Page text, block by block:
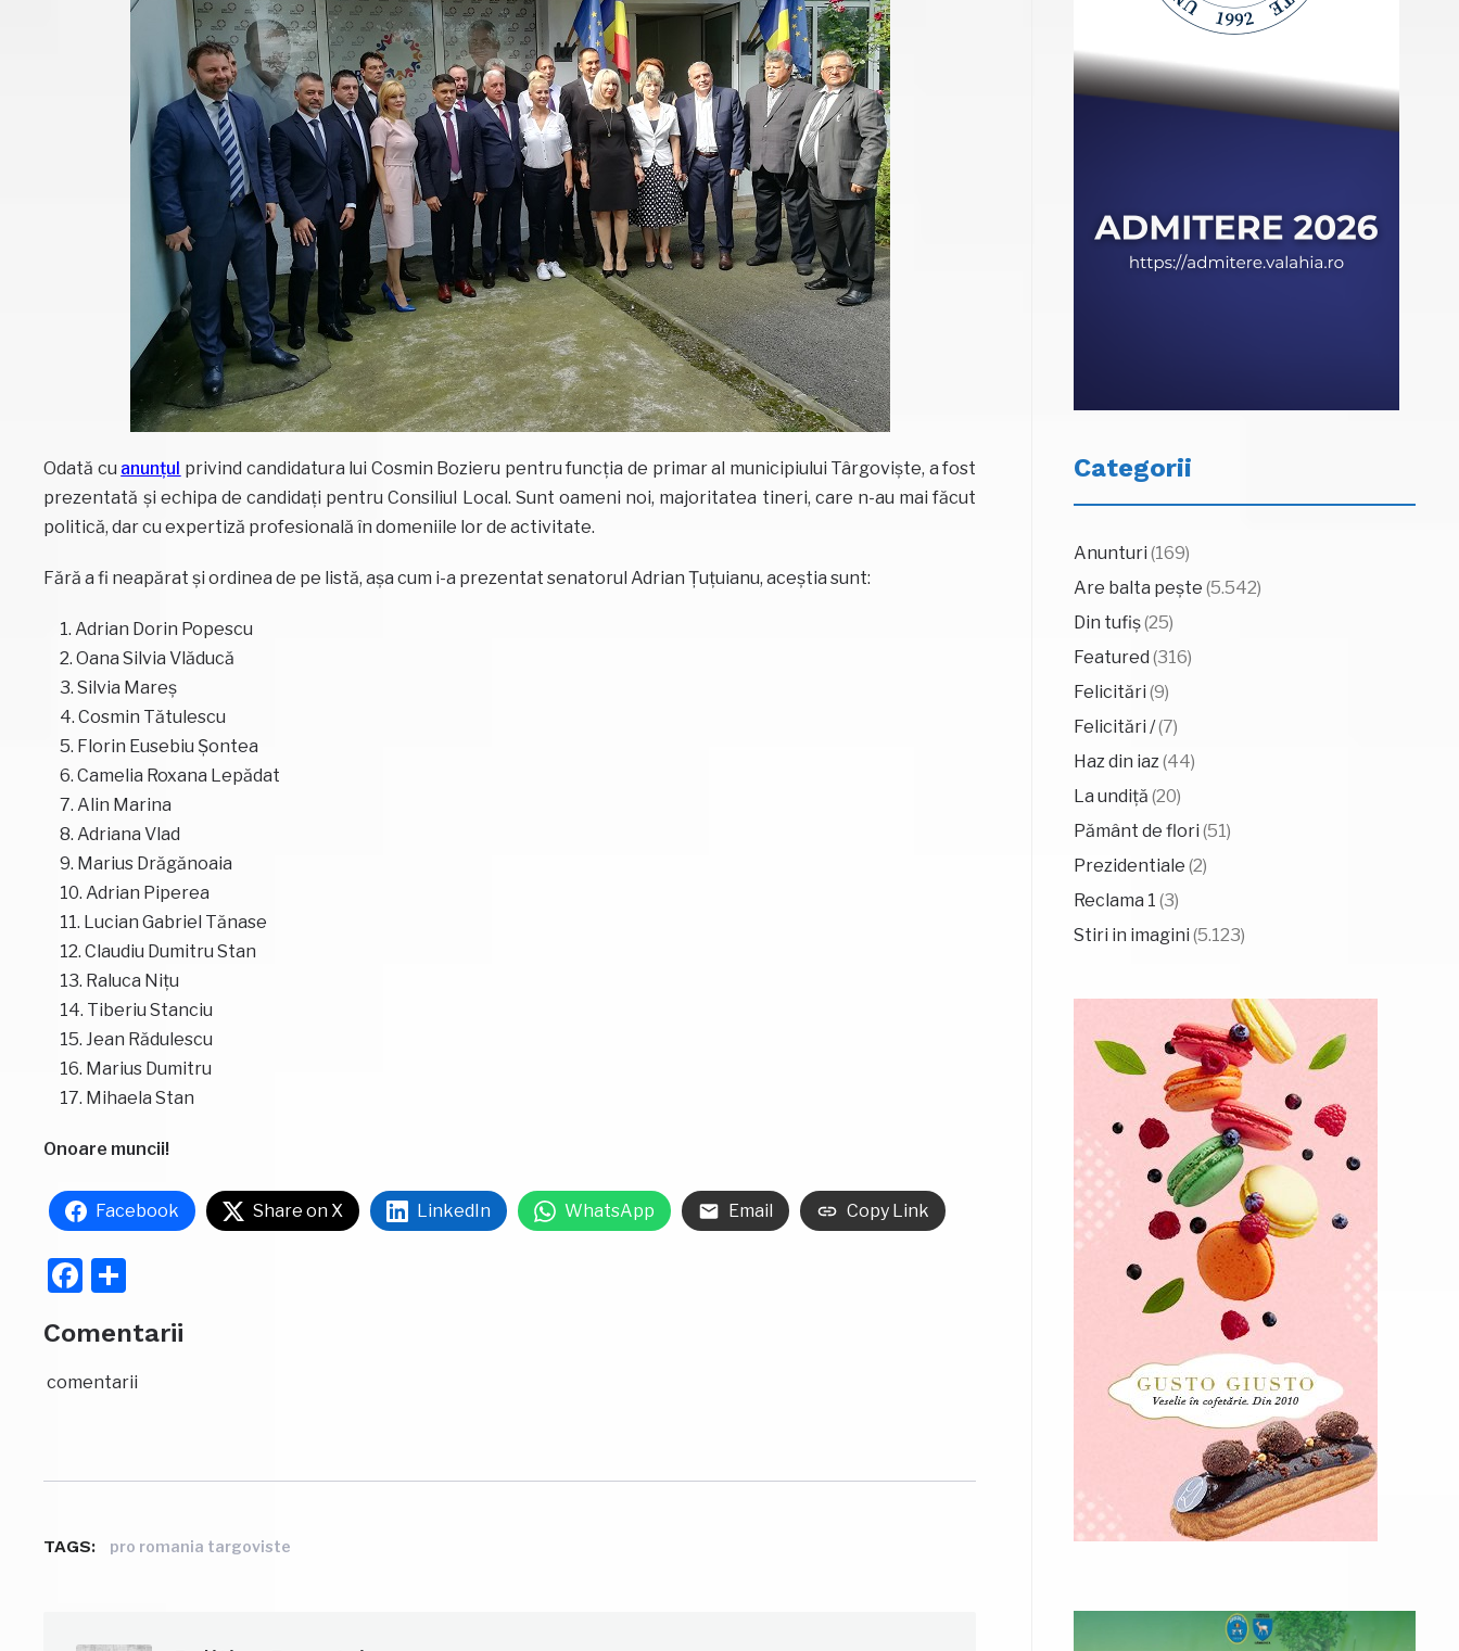
Odată cu anunțul privind candidatura lui Cosmin Bozieru pentru funcția de primar al municipiului Târgoviște, a fost
prezentată și echipa de candidați pentru Consiliul Local. Sunt oameni noi, majoritatea tineri, care n-au mai făcut
politică, dar cu expertiză profesională în domeniile lor de activitate.
Fără a fi neapărat și ordinea de pe listă, așa cum i-a prezentat senatorul Adrian Țuțuianu, aceștia sunt:
Adrian Dorin Popescu
Oana Silvia Vlăducă
Silvia Mareș
Cosmin Tătulescu
Florin Eusebiu Șontea
Camelia Roxana Lepădat
Alin Marina
Adriana Vlad
Marius Drăgănoaia
Adrian Piperea
Lucian Gabriel Tănase
Claudiu Dumitru Stan
Raluca Nițu
Tiberiu Stanciu
Jean Rădulescu
Marius Dumitru
Mihaela Stan
Onoare muncii!
Facebook Share on X LinkedIn WhatsApp Email Copy Link
Facebook
Comentarii
comentarii
TAGS: pro romania targoviste
Categorii
Anunturi (169)
Are balta pește (5.542)
Din tufiș(25)
Featured (316)
Felicitări (9)
Felicitări /(7)
Haz din iaz(44)
La undiță (20)
Pământ de flori (51)
Prezidentiale (2)
Reclama 1 (3)
Stiri in imagini (5.123)